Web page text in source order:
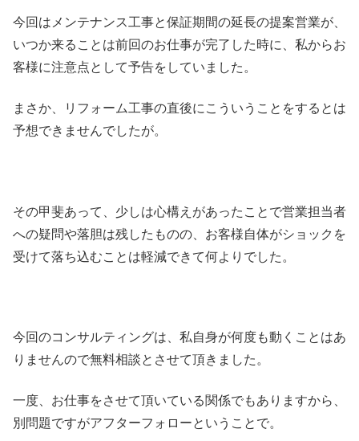
今回はメンテナンス工事と保証期間の延長の提案営業が、
いつか来ることは前回のお仕事が完了した時に、私からお
客様に注意点として予告をしていました。
まさか、リフォーム工事の直後にこういうことをするとは
予想できませんでしたが。
その甲斐あって、少しは心構えがあったことで営業担当者
への疑問や落胆は残したものの、お客様自体がショックを
受けて落ち込むことは軽減できて何よりでした。
今回のコンサルティングは、私自身が何度も動くことはあ
りませんので無料相談とさせて頂きました。
一度、お仕事をさせて頂いている関係でもありますから、
別問題ですがアフターフォローということで。